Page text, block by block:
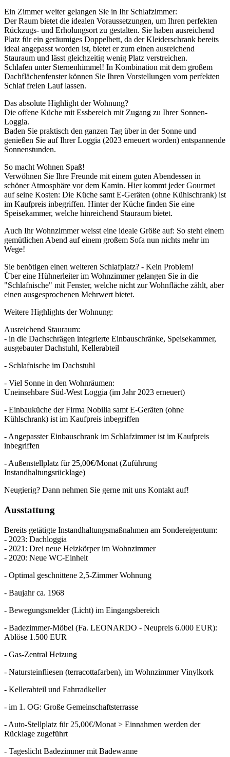
Ein Zimmer weiter gelangen Sie in Ihr Schlafzimmer:
Der Raum bietet die idealen Voraussetzungen, um Ihren perfekten
Rückzugs- und Erholungsort zu gestalten. Sie haben ausreichend
Platz für ein geräumiges Doppelbett, da der Kleiderschrank bereits
ideal angepasst worden ist, bietet er zum einen ausreichend
Stauraum und lässt gleichzeitig wenig Platz verstreichen.
Schlafen unter Sternenhimmel! In Kombination mit dem großem
Dachflächenfenster können Sie Ihren Vorstellungen vom perfekten
Schlaf freien Lauf lassen.
Das absolute Highlight der Wohnung?
Die offene Küche mit Essbereich mit Zugang zu Ihrer Sonnen-
Loggia.
Baden Sie praktisch den ganzen Tag über in der Sonne und
genießen Sie auf Ihrer Loggia (2023 erneuert worden) entspannende
Sonnenstunden.
So macht Wohnen Spaß!
Verwöhnen Sie Ihre Freunde mit einem guten Abendessen in
schöner Atmosphäre vor dem Kamin. Hier kommt jeder Gourmet
auf seine Kosten: Die Küche samt E-Geräten (ohne Kühlschrank) ist
im Kaufpreis inbegriffen. Hinter der Küche finden Sie eine
Speisekammer, welche hinreichend Stauraum bietet.
Auch Ihr Wohnzimmer weisst eine ideale Größe auf: So steht einem
gemütlichen Abend auf einem großem Sofa nun nichts mehr im
Wege!
Sie benötigen einen weiteren Schlafplatz? - Kein Problem!
Über eine Hühnerleiter im Wohnzimmer gelangen Sie in die
"Schlafnische" mit Fenster, welche nicht zur Wohnfläche zählt, aber
einen ausgesprochenen Mehrwert bietet.
Weitere Highlights der Wohnung:
Ausreichend Stauraum:
- in die Dachschrägen integrierte Einbauschränke, Speisekammer,
ausgebauter Dachstuhl, Kellerabteil
- Schlafnische im Dachstuhl
- Viel Sonne in den Wohnräumen:
Uneinsehbare Süd-West Loggia (im Jahr 2023 erneuert)
- Einbauküche der Firma Nobilia samt E-Geräten (ohne
Kühlschrank) ist im Kaufpreis inbegriffen
- Angepasster Einbauschrank im Schlafzimmer ist im Kaufpreis
inbegriffen
- Außenstellplatz für 25,00€/Monat (Zuführung
Instandhaltungsrücklage)
Neugierig? Dann nehmen Sie gerne mit uns Kontakt auf!
Ausstattung
Bereits getätigte Instandhaltungsmaßnahmen am Sondereigentum:
- 2023: Dachloggia
- 2021: Drei neue Heizkörper im Wohnzimmer
- 2020: Neue WC-Einheit
- Optimal geschnittene 2,5-Zimmer Wohnung
- Baujahr ca. 1968
- Bewegungsmelder (Licht) im Eingangsbereich
- Badezimmer-Möbel (Fa. LEONARDO - Neupreis 6.000 EUR):
Ablöse 1.500 EUR
- Gas-Zentral Heizung
- Natursteinfliesen (terracottafarben), im Wohnzimmer Vinylkork
- Kellerabteil und Fahrradkeller
- im 1. OG: Große Gemeinschaftsterrasse
- Auto-Stellplatz für 25,00€/Monat > Einnahmen werden der
Rücklage zugeführt
- Tageslicht Badezimmer mit Badewanne